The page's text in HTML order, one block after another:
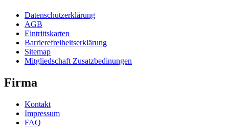
Datenschutzerklärung
AGB
Eintrittskarten
Barrierefreiheitserklärung
Sitemap
Mitgliedschaft Zusatzbedinungen
Firma
Kontakt
Impressum
FAQ